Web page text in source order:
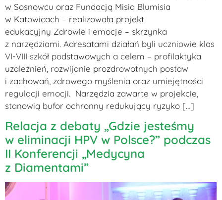
w Sosnowcu oraz Fundacją Misia Blumisia
w Katowicach – realizowała projekt
edukacyjny Zdrowie i emocje – skrzynka
z narzędziami. Adresatami działań byli uczniowie klas
VI-VIII szkół podstawowych a celem – profilaktyka
uzależnień, rozwijanie prozdrowotnych postaw
i zachowań, zdrowego myślenia oraz umiejętności
regulacji emocji. Narzędzia zawarte w projekcie,
stanowią bufor ochronny redukujący ryzyko […]
Relacja z debaty „Gdzie jesteśmy
w eliminacji HPV w Polsce?” podczas
II Konferencji „Medycyna
z Diamentami”